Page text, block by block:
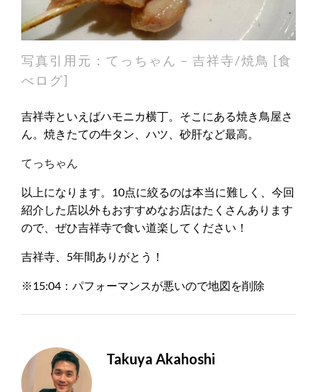
写真引用元： てっちゃん – 吉祥寺/焼鳥 [食
べログ]
吉祥寺といえばハモニカ横丁。そこにある焼き鳥屋さ
ん。焼きたての牛タン、ハツ、砂肝など最高。
てっちゃん
以上になります。10点に絞るのは本当に難しく、今回
紹介した店以外もおすすめなお店はたくさんあります
ので、ぜひ吉祥寺で食い道楽してください！
吉祥寺、5年間ありがとう！
※15:04：パフォーマンスが悪いので地図を削除
Takuya Akahoshi